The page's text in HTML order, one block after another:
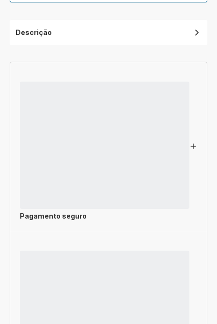
de
Descrição
Pagamento seguro